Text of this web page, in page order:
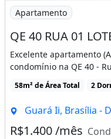
Imagem: QE 40 RUA 01
Apartamento
Excelente apartamento
condomínio na QE 40 -
58m² de Área Total 2
Guará Ii, Brasília -
R$1.400 /mês